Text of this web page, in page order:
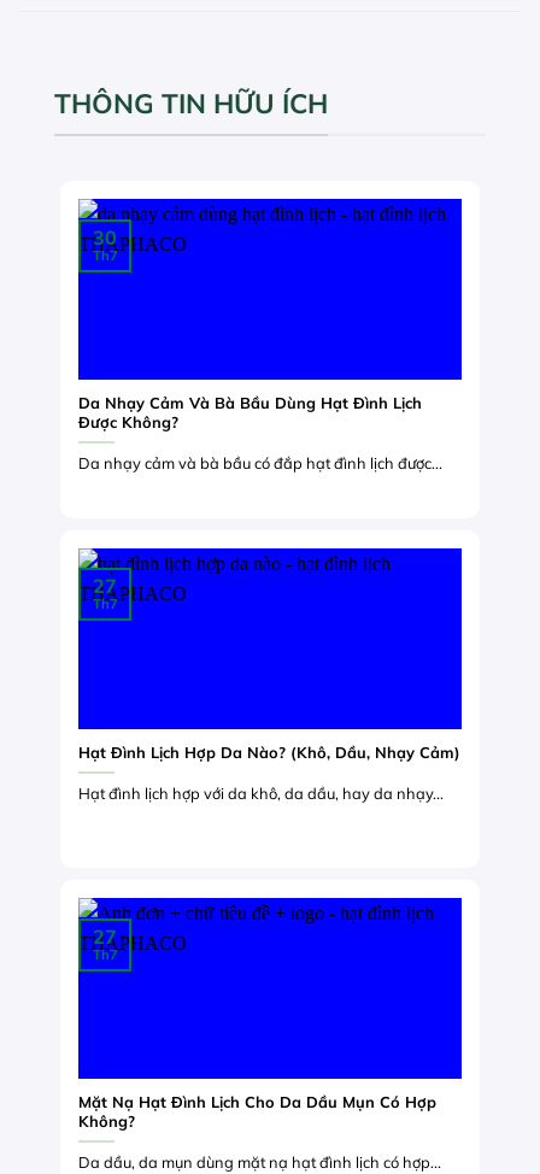
THÔNG TIN HỮU ÍCH
Da Nhạy Cảm Và Bà Bầu Dùng Hạt Đình Lịch
Được Không?
Da nhạy cảm và bà bầu có đắp hạt đình lịch được...
30
Th7
Hạt Đình Lịch Hợp Da Nào? (Khô, Dầu, Nhạy Cảm)
Hạt đình lịch hợp với da khô, da dầu, hay da nhạy...
27
Th7
Mặt Nạ Hạt Đình Lịch Cho Da Dầu Mụn Có Hợp
Không?
Da dầu, da mụn dùng mặt nạ hạt đình lịch có hợp...
27
Th7